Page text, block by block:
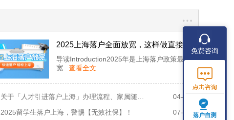
2025上海落户全面放宽，这样做直接弯
道超车！
导读Introduction2025年是上海落户政策最
宽... 查看全文
04-23
2025留学生落户上海，警惕【无效社保】！
07-18
免费咨询
落户自测